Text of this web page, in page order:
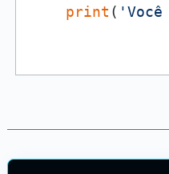
print (